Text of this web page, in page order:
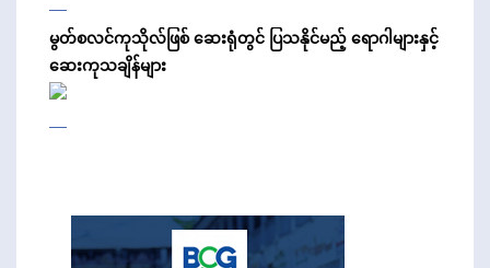
မွတ်စလင်ကုသိုလ်ဖြစ် ဆေးရုံတွင် ပြသနိုင်မည့် ရောဂါများနှင့်
ဆေးကုသချိန်များ